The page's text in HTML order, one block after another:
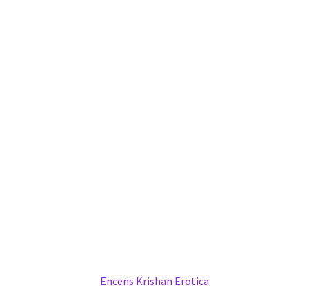
Encens Krishan Erotica